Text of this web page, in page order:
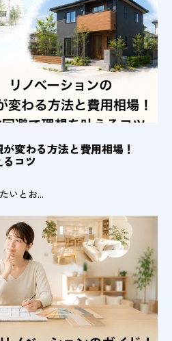
変わる方法と費用相場！
コツ
いとお...